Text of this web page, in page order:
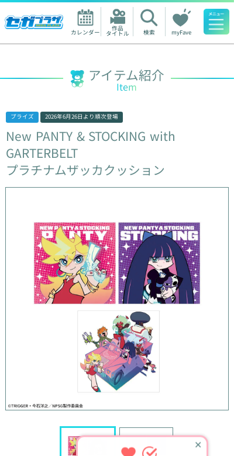
カレンダー 作品
タイトル 検索 myFave
人気ワード
アイテム紹介
Item
プライズ 2026年6月26日 より順次登場
New PANTY & STOCKING with
GARTERBELT
プラチナムザッカクッション
✕